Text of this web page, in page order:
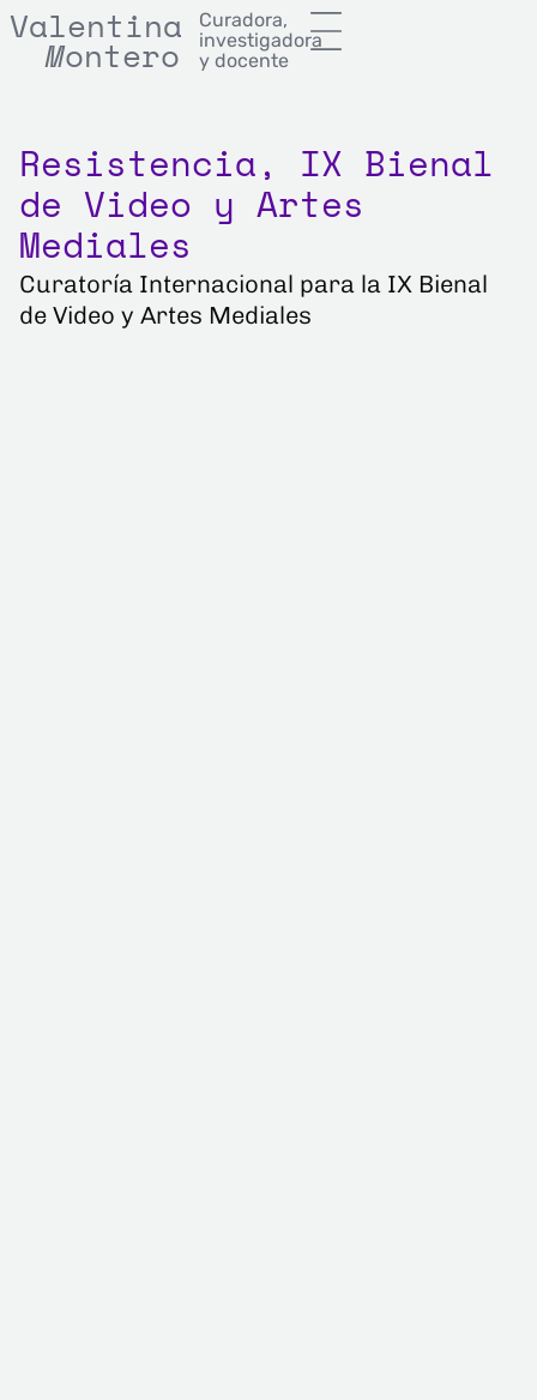
Valentina
Montero
onterror
Curadora,
investigadora
y docente
Resistencia, IX Bienal
de Video y Artes
Mediales
Curatoría Internacional para la IX Bienal
de Video y Artes Mediales